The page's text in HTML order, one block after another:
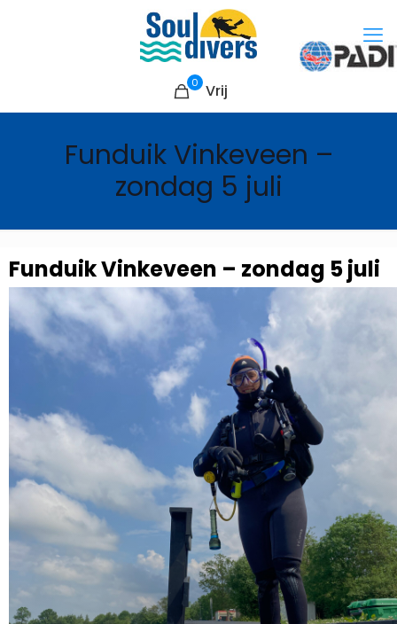
0 Vrij
Funduik Vinkeveen –
zondag 5 juli
Funduik Vinkeveen – zondag 5 juli